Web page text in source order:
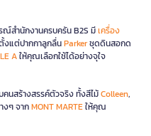
สำนักงานครบครัน B2S มีเครื่อง
งแต่ปากกาลูกลื่นParkerชุดดินสอกด
Aให้คุณเลือกใช้ได้อย่างจุใจ
คนสร้างสรรค์ตัวจริง ทั้งสีไม้Colleen,
งๆ จากMONT MARTEให้คุณ